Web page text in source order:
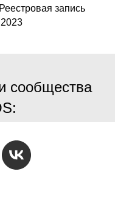
запись
сообщества